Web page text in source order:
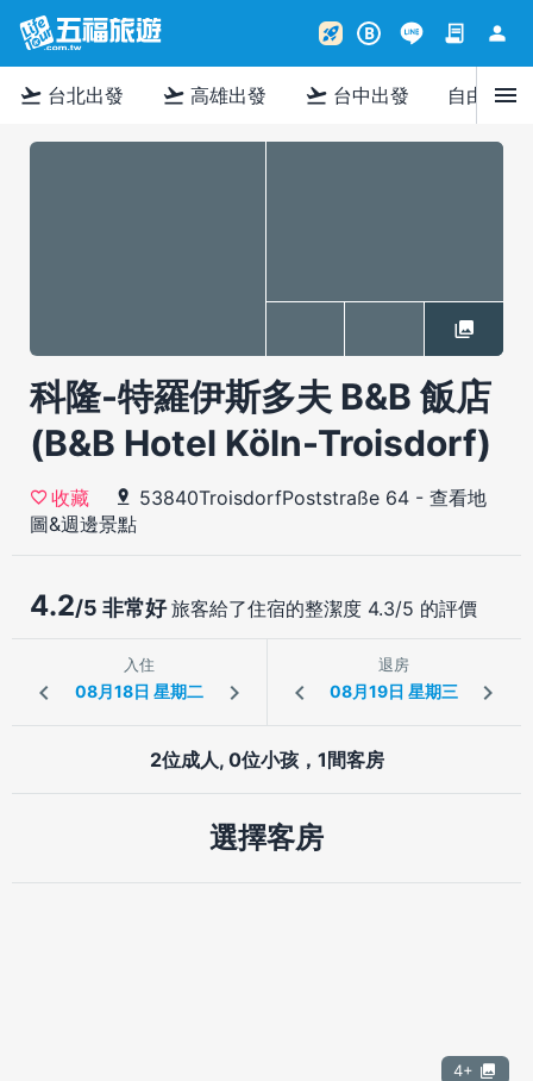
rocket_launch B contract person
flight_takeoff 台北出發 flight_takeoff 高雄出發 flight_takeoff 台中出發 自由行menu
科隆-特羅伊斯多夫 B&B 飯店
(B&B Hotel Köln-Troisdorf)
收藏 53840TroisdorfPoststraße 64 - 查看地
圖&週邊景點
4.2/5 非常好旅客給了住宿的整潔度 4.3/5 的評價
入住 退房
2位成人, 0位小孩，1間客房
選擇客房
4+